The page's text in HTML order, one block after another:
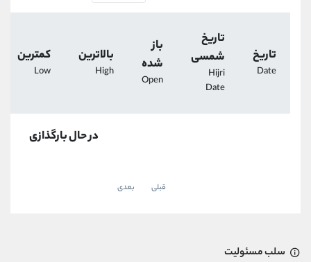
تاریخ
Date
تاریخ
شمسی
Hijri
Date
باز
شده
Open
بالاترین
High
کمترین
Low
در حال بارگذازی
قبلی بعدی
سلب مسئولیت